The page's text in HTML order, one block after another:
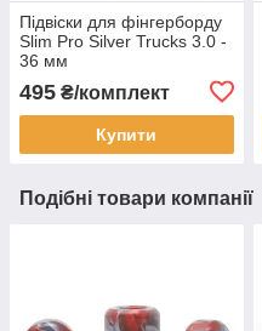
Підвіски для фінгерборду
Slim Pro Silver Trucks 3.0 -
36 мм
495 ₴/комплект
Купити
Подібні товари компанії